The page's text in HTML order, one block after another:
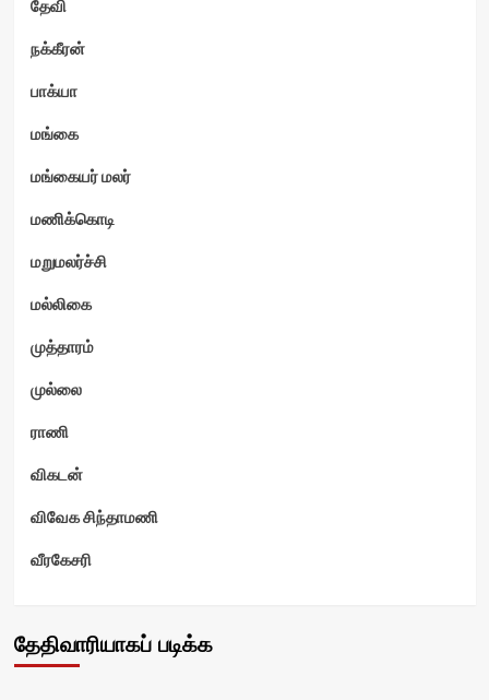
தேவி
நக்கீரன்
பாக்யா
மங்கை
மங்கையர் மலர்
மணிக்கொடி
மறுமலர்ச்சி
மல்லிகை
முத்தாரம்
முல்லை
ராணி
விகடன்
விவேக சிந்தாமணி
வீரகேசரி
தேதிவாரியாகப் படிக்க